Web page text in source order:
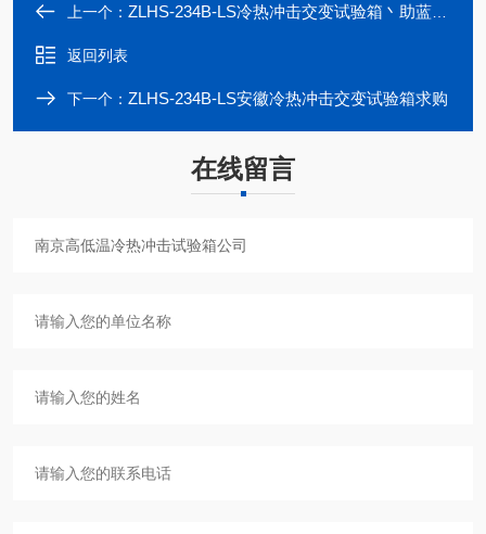
上一个： ZLHS-234B-LS冷热冲击交变试验箱丶助蓝科技
返回列表
下一个： ZLHS-234B-LS安徽冷热冲击交变试验箱求购
在线留言